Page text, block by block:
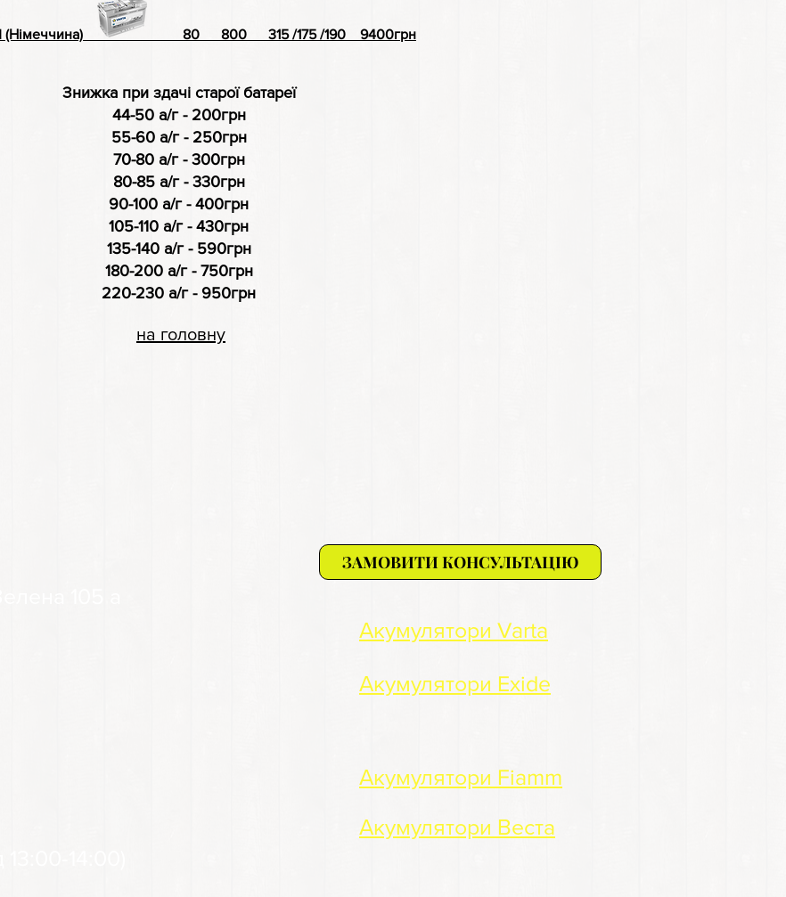
(Німеччина) 80 800 315 /175 /190 9400грн
Знижка при здачі старої батареї
44-50 а/г - 200грн
55-60 а/г - 250грн
70-80 а/г - 300грн
80-85 а/г - 330грн
90-100 а/г - 400грн
105-110 а/г - 430грн
135-140 а/г - 590грн
180-200 а/г - 750грн
220-230 а/г - 950грн
на головну
ЗАМОВИТИ КОНСУЛЬТАЦІЮ
Акумулятори Varta
Акумулятори Exide
Акумулятори Fiamm
Акумулятори Веста